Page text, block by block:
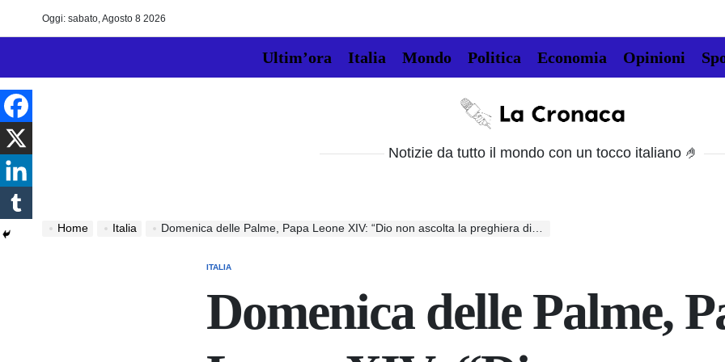
Oggi: sabato, Agosto 8 2026
Ultim’ora Italia Mondo Politica Economia Opinioni
La
Notizie da tutto il mondo con un tocco italiano 🤌
Home Italia Domenica delle Palme, Papa Leone XIV: “Dio non ascolta la preghiera di coloro che fanno la guerra”
POSTED
ITALIA
Domenica delle Palme,